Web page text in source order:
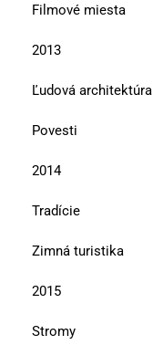
Filmové miesta
2013
Ľudová architektúra
Povesti
2014
Tradície
Zimná turistika
2015
Stromy